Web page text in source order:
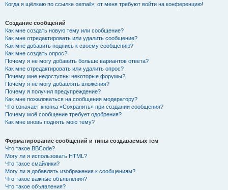
Когда я щёлкаю по ссылке «email», от меня требуют войти на конференцию!
Создание сообщений
Как мне создать новую тему или сообщение?
Как мне отредактировать или удалить сообщение?
Как мне добавить подпись к своему сообщению?
Как мне создать опрос?
Почему я не могу добавить больше вариантов ответа?
Как мне отредактировать или удалить опрос?
Почему мне недоступны некоторые форумы?
Почему я не могу добавлять вложения?
Почему я получил предупреждение?
Как мне пожаловаться на сообщения модератору?
Что означает кнопка «Сохранить» при создании сообщения?
Почему моё сообщение требует одобрения?
Как мне вновь поднять мою тему?
Форматирование сообщений и типы создаваемых тем
Что такое BBCode?
Могу ли я использовать HTML?
Что такое смайлики?
Могу ли я добавлять изображения к сообщениям?
Что такое важные объявления?
Что такое объявления?